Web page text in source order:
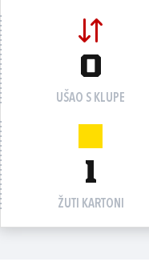
0
UŠAO S KLUPE
1
ŽUTI KARTONI